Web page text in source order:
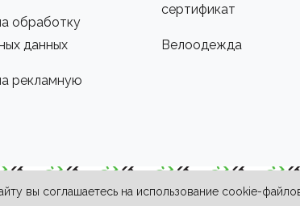
обработку
данных
рекламную
сертификат
Велоодежда
вы соглашаетесь на использование cookie-